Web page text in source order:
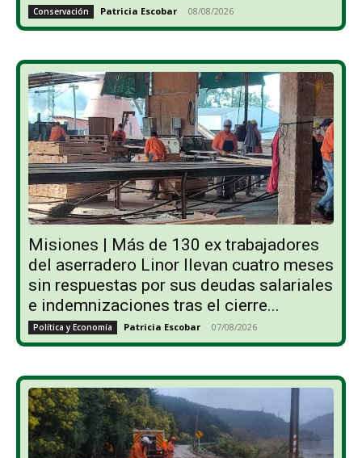
Conservación Patricia Escobar - 08/08/2026
Misiones | Más de 130 ex trabajadores
del aserradero Linor llevan cuatro meses
sin respuestas por sus deudas salariales
e indemnizaciones tras el cierre...
Política y Economía Patricia Escobar - 07/08/2026